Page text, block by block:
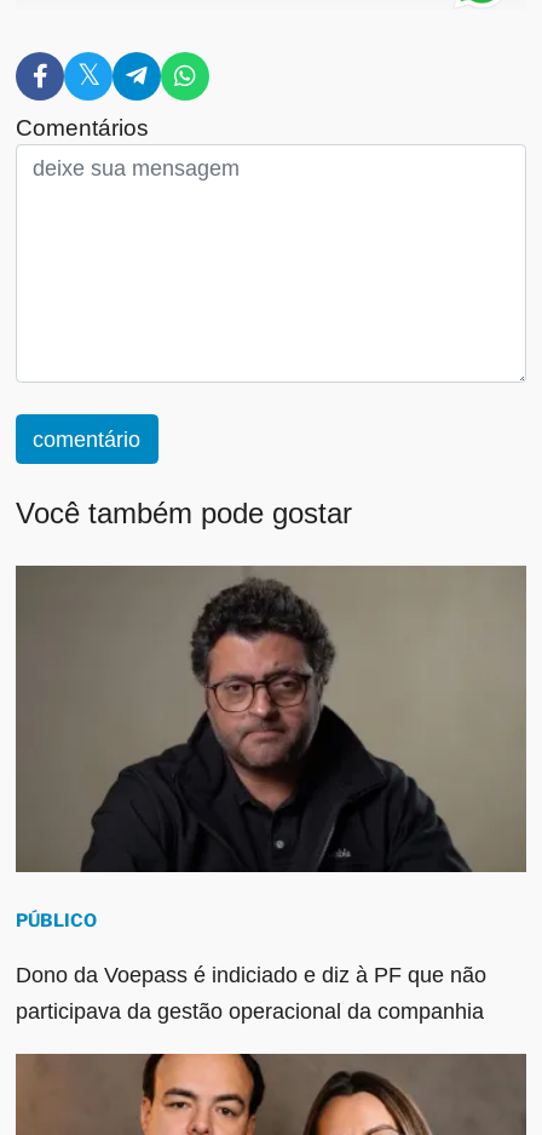
Comentários
comentário
Você também pode gostar
PÚBLICO
Dono da Voepass é indiciado e diz à PF que não
participava da gestão operacional da companhia